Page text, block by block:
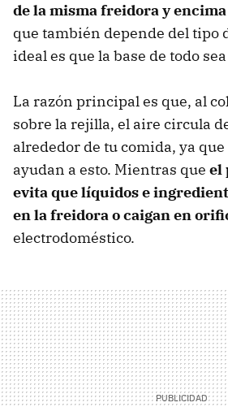
de la misma freidora y
que también depende del tipo
ideal es que la base de todo
La razón principal es que, al
sobre la rejilla, el aire circula
alrededor de tu comida, ya
ayudan a esto. Mientras que el
evita que líquidos e
en la freidora o caigan en
electrodoméstico.